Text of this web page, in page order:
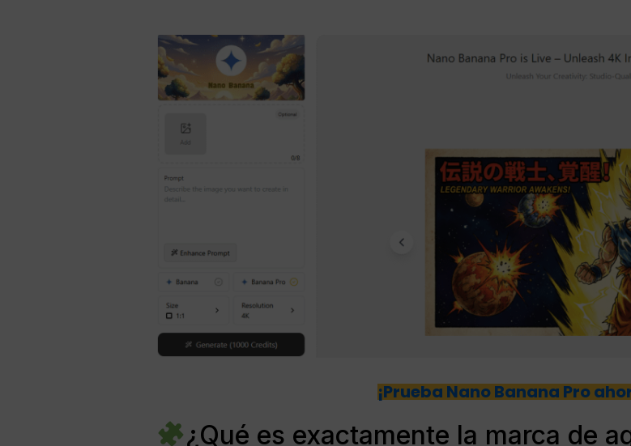
¡Prueba Nano Banana Pro
¿Qué es exactamente la marca de